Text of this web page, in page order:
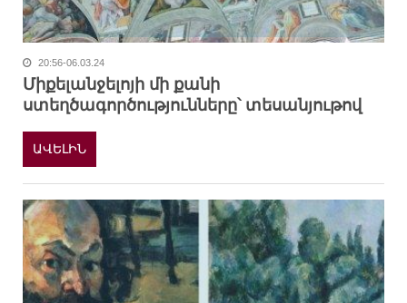
20:56-06.03.24
Միքելանջելոյի մի քանի
ստեղծագործությունները՝ տեսանյութով
ԱՎԵԼԻՆ